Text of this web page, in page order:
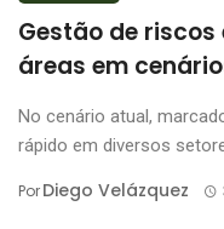
Gestão de
áreas em
No cenário atual,
rápido em diversos
PorDiego Velázquez